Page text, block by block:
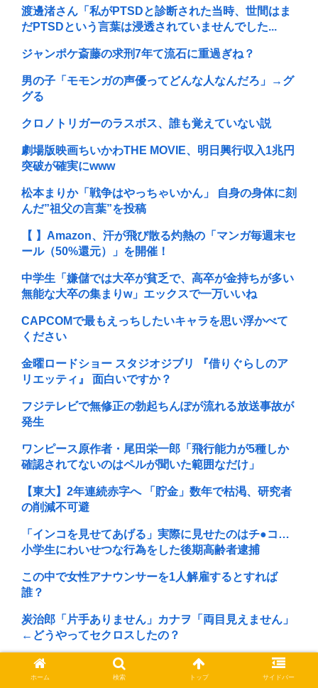
渡邊渚さん「私がPTSDと診断された当時、世間はま
だPTSDという言葉は浸透されていませんでした...
ジャンポケ斎藤の求刑7年て流石に重過ぎね？
男の子「モモンガの声優ってどんな人なんだろ」→グ
グる
クロノトリガーのラスボス、誰も覚えていない説
劇場版映画ちいかわTHE MOVIE、明日興行収入1兆円
突破が確実にwww
松本まりか「戦争はやっちゃいかん」 自身の身体に刻
んだ”祖父の言葉”を投稿
【 】Amazon、汗が飛び散る灼熱の「マンガ毎週末セ
ール（50%還元）」を開催！
中学生「嫌儲では大卒が貧乏で、高卒が金持ちが多い
無能な大卒の集まりw」エックスで一万いいね
CAPCOMで最もえっちしたいキャラを思い浮かべて
ください
金曜ロードショー スタジオジブリ 『借りぐらしのア
リエッティ』 面白いですか？
フジテレビで無修正の勃起ちんぽが流れる放送事故が
発生
ワンピース原作者・尾田栄一郎「飛行能力が5種しか
確認されてないのはペルが聞いた範囲なだけ」
【東大】2年連続赤字へ 「貯金」数年で枯渇、研究者
の削減不可避
「インコを見せてあげる」実際に見せたのはチ●コ…
小学生にわいせつな行為をした後期高齢者逮捕
この中で女性アナウンサーを1人解雇するとすれば
誰？
炭治郎「片手ありません」カナヲ「両目見えません」
←どうやってセクロスしたの？
「まんがタイムきらら」エ口漫画みたいになる
ホーム 検索 トップ サイドバー